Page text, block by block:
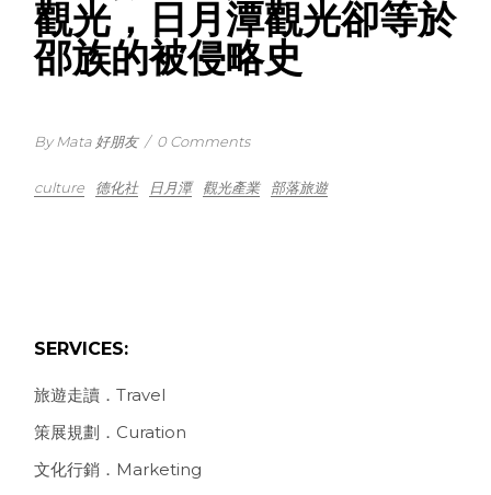
觀光，日月潭觀光卻等於
邵族的被侵略史
By Mata 好朋友 / 0 Comments
culture 德化社 日月潭 觀光產業 部落旅遊
SERVICES:
旅遊走讀．Travel
策展規劃．Curation
文化行銷．Marketing